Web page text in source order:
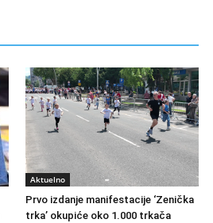
Aktuelno
Prvo izdanje manifestacije ‘Zenička
trka’ okupiće oko 1.000 trkača